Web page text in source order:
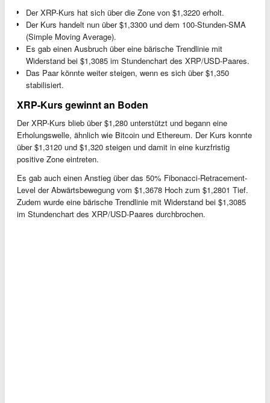
Der XRP-Kurs hat sich über die Zone von $1,3220 erholt.
Der Kurs handelt nun über $1,3300 und dem 100-Stunden-SMA
(Simple Moving Average).
Es gab einen Ausbruch über eine bärische Trendlinie mit
Widerstand bei $1,3085 im Stundenchart des XRP/USD-Paares.
Das Paar könnte weiter steigen, wenn es sich über $1,350
stabilisiert.
XRP-Kurs gewinnt an Boden
Der XRP-Kurs blieb über $1,280 unterstützt und begann eine
Erholungswelle, ähnlich wie Bitcoin und Ethereum. Der Kurs konnte
über $1,3120 und $1,320 steigen und damit in eine kurzfristig
positive Zone eintreten.
Es gab auch einen Anstieg über das 50% Fibonacci-Retracement-
Level der Abwärtsbewegung vom $1,3678 Hoch zum $1,2801 Tief.
Zudem wurde eine bärische Trendlinie mit Widerstand bei $1,3085
im Stundenchart des XRP/USD-Paares durchbrochen.